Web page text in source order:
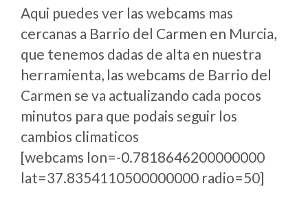
Aqui puedes ver las webcams mas
cercanas a Barrio del Carmen en Murcia,
que tenemos dadas de alta en nuestra
herramienta, las webcams de Barrio del
Carmen se va actualizando cada pocos
minutos para que podais seguir los
cambios climaticos
[webcams lon=-0.7818646200000000
lat=37.8354110500000000 radio=50]